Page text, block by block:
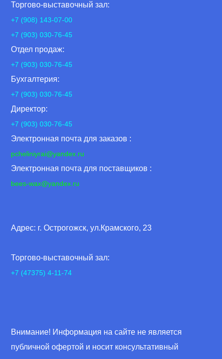
Торгово-выставочный зал:
+7 (908) 143-07-00
+7 (903) 030-76-45
Отдел продаж:
+7 (903) 030-76-45
Бухгалтерия:
+7 (903) 030-76-45
Директор:
+7 (903) 030-76-45
Электронная почта для заказов :
pcheliniyrai@yandex.ru
Электронная почта для поставщиков :
bees-wax@yandex.ru
Адрес: г. Острогожск, ул.Крамского, 23
Торгово-выставочный зал:
+7 (47375) 4-11-74
Внимание! Информация на сайте не является
публичной офертой и носит консультативный